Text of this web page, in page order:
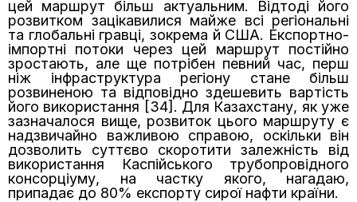
цей маршрут більш актуальним. Відтоді його
розвитком зацікавилися майже всі регіональні
та глобальні гравці, зокрема й США. Експортно-
імпортні потоки через цей маршрут постійно
зростають, але ще потрібен певний час, перш
ніж інфраструктура регіону стане більш
розвиненою та відповідно здешевить вартість
його використання [34]. Для Казахстану, як уже
зазначалося вище, розвиток цього маршруту є
надзвичайно важливою справою, оскільки він
дозволить суттєво скоротити залежність від
використання Каспійського трубопровідного
консорціуму, на частку якого, нагадаю,
припадає до 80% експорту сирої нафти країни.